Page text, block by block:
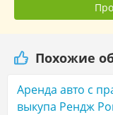
Похожие
Аренда авто с
выкупа Рендж